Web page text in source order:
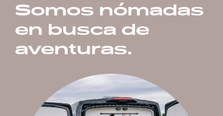
Somos nómadas
en busca de
aventuras.